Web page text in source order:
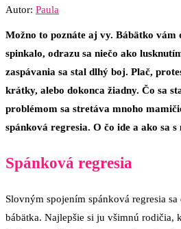
Autor: Paula
Možno to poznáte aj vy. Bábätko vám
spinkalo, odrazu sa niečo ako
zaspávania sa stal dlhý boj. Plač,
krátky, alebo dokonca žiadny. Čo sa
problémom sa stretáva mnoho
spánková regresia. O čo ide a ako sa
Spánková regresia
Slovným spojením spánková regresia
bábätka. Najlepšie si ju všimnú rodičia,